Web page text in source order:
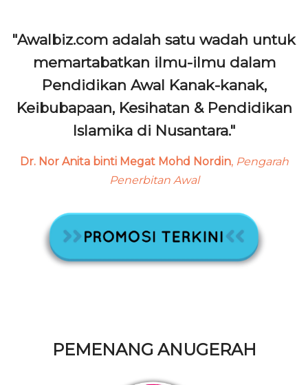
"Awalbiz.com adalah satu wadah untuk
memartabatkan ilmu-ilmu dalam
Pendidikan Awal Kanak-kanak,
Keibubapaan, Kesihatan & Pendidikan
Islamika di Nusantara."
Dr. Nor Anita binti Megat Mohd Nordin, Pengarah
Penerbitan Awal
PEMENANG ANUGERAH